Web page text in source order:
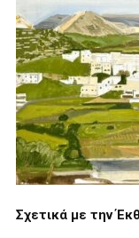
Σχετικά με την